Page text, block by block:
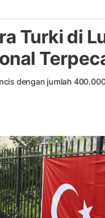
Turki di
dengan jumlah